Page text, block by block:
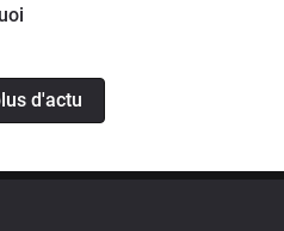
d'actu